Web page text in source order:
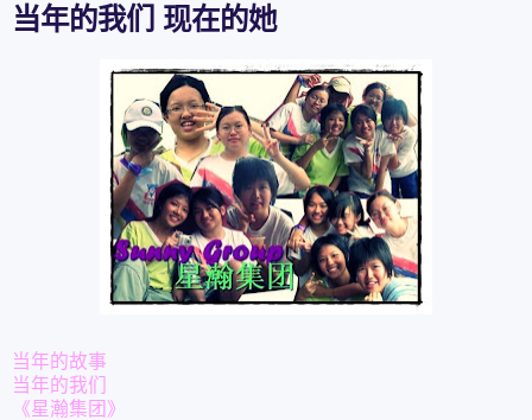
当年的我们 现在的她
当年的故事
当年的我们
《星瀚集团》